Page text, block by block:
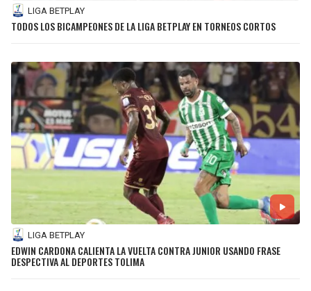
LIGA BETPLAY
TODOS LOS BICAMPEONES DE LA LIGA BETPLAY EN TORNEOS CORTOS
LIGA BETPLAY
EDWIN CARDONA CALIENTA LA VUELTA CONTRA JUNIOR USANDO FRASE
DESPECTIVA AL DEPORTES TOLIMA